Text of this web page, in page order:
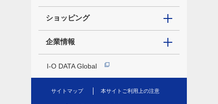
ショッピング
企業情報
I-O DATA Global
サイトマップ 本サイトご利用上の注意